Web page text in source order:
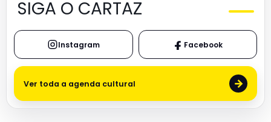
SIGA O CARTAZ
Instagram Facebook
Ver toda a agenda cultural →